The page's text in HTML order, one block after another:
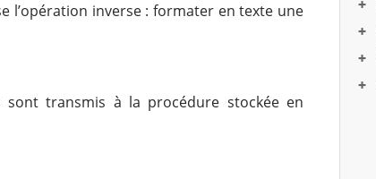
l’opération inverse : formater en texte une
transmis à la procédure stockée en